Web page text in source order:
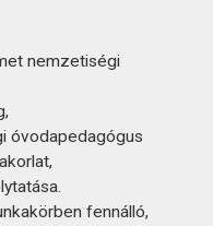
nemzetiségi
óvodapedagógus
fennálló,